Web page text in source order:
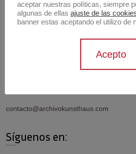
Información de contacto
contacto@archivokunsthaus.com
Síguenos en:
aceptar nuestras políticas, siempre
algunas de ellas ajuste de las
banner estas aceptando el utilizo de
Acepto